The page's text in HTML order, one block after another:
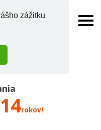
zážitku
14rokov!